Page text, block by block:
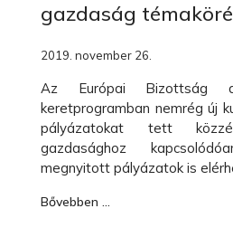
gazdaság
2019. november 26.
Az Európai Bizottság
keretprogramban nemrég új
pályázatokat tett
gazdasághoz
megnyitott pályázatok is
Bővebben …